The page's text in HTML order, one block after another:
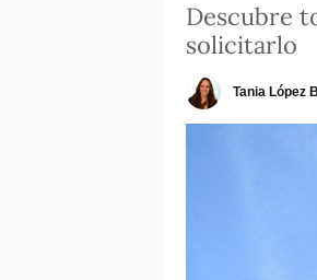
Descubre
solicitarlo
Tania López